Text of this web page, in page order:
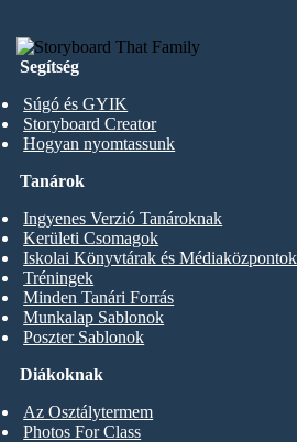
Segítség
Súgó és GYIK
Storyboard Creator
Hogyan nyomtassunk
Diákoknak
Az Osztálytermem
Photos For Class
Tanárok
Ingyenes Verzió Tanároknak
Kerületi Csomagok
Iskolai Könyvtárak és Médiaközpontok
Tréningek
Minden Tanári Forrás
Munkalap Sablonok
Poszter Sablonok